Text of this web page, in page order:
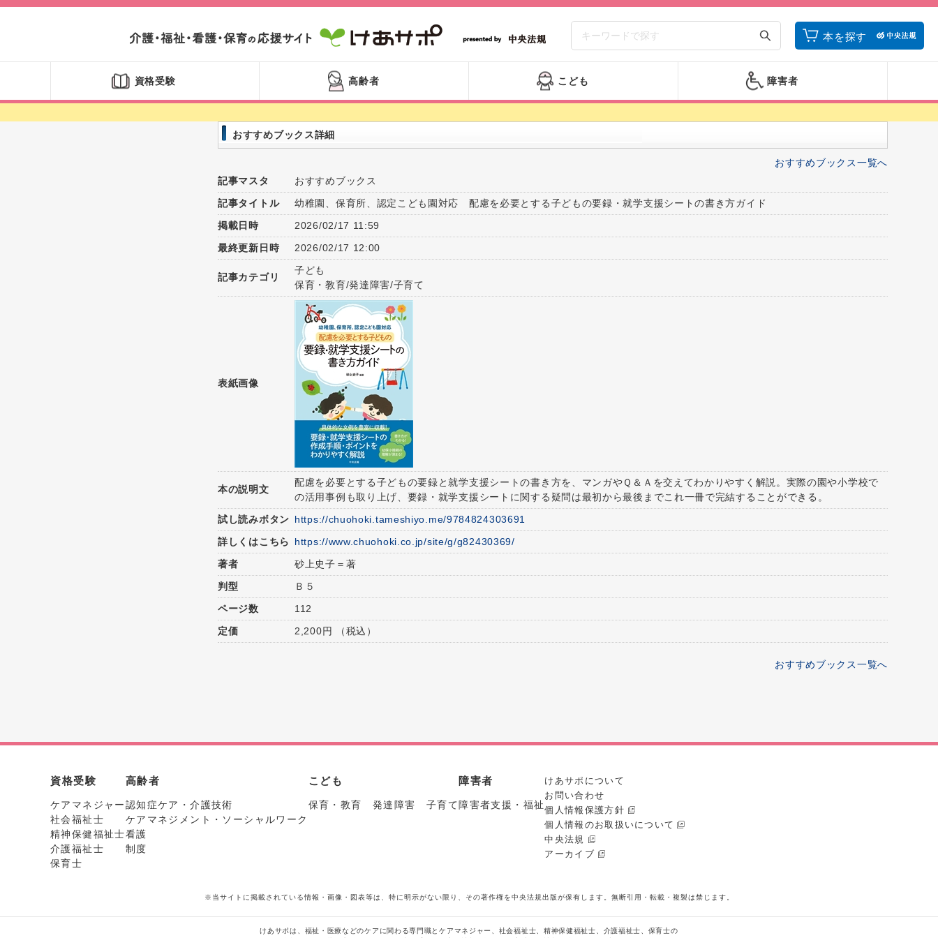
本を探す
資格受験 高齢者 こども 障害者
おすすめブックス詳細
おすすめブックス一覧へ
記事マスタ
おすすめブックス
記事タイトル
幼稚園、保育所、認定こども園対応 配慮を必要とする子どもの要録・就学支援シートの書き方ガイド
掲載日時
2026/02/17 11:59
最終更新日時
2026/02/17 12:00
記事カテゴリ
子ども
保育・教育/発達障害/子育て
表紙画像
本の説明文
配慮を必要とする子どもの要録と就学支援シートの書き方を、マンガやＱ＆Ａを交えてわかりやすく解説。実際の園や小学校で
の活用事例も取り上げ、要録・就学支援シートに関する疑問は最初から最後までこれ一冊で完結することができる。
試し読みボタン https://chuohoki.tameshiyo.me/9784824303691
詳しくはこちら
https://www.chuohoki.co.jp/site/g/g82430369/
著者
砂上史子＝著
判型
Ｂ５
ページ数
112
定価
2,200円 （税込）
おすすめブックス一覧へ
資格受験
ケアマネジャー
社会福祉士
精神保健福祉士
介護福祉士
保育士
高齢者
認知症ケア・介護技術
ケアマネジメント・ソーシャルワーク
看護
制度
こども
保育・教育 発達障害 子育て
障害者
障害者支援・福祉
けあサポについて
お問い合わせ
個人情報保護方針
個人情報のお取扱いについて
中央法規
アーカイブ
※当サイトに掲載されている情報・画像・図表等は、特に明示がない限り、その著作権を中央法規出版が保有します。無断引用・転載・複製は禁じます。
けあサポは、福祉・医療などのケアに関わる専門職とケアマネジャー、社会福祉士、精神保健福祉士、介護福祉士、保育士の